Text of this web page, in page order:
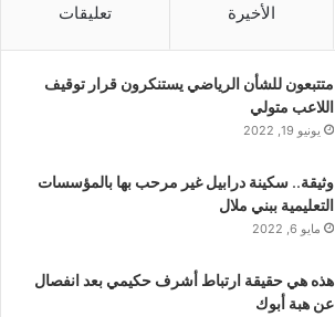
الأخيرة تعليقات
متتبعون للشأن الرياضي يستنكرون قرار توقيف
اللاعب متولي
يونيو 19, 2022
وثيقة.. سكينة درابيل غير مرحب بها بالمؤسسات
التعليمية ببني ملال
مايو 6, 2022
هذه هي حقيقة ارتباط أشرف حكيمي بعد انفصال
عن هبة أبوك